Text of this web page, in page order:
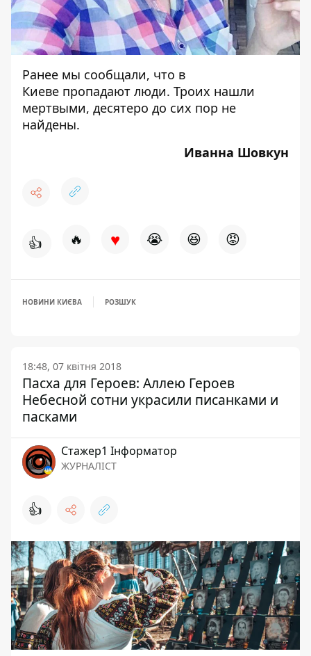
Ранее мы сообщали, что в
Киеве пропадают люди. Троих нашли
мертвыми, десятеро до сих пор не
найдены.
Иванна Шовкун
👍 🔥 ♥ 😭 😆 😡
НОВИНИ КИЄВА РОЗШУК
18:48, 07 квітня 2018
Пасха для Героев: Аллею Героев
Небесной сотни украсили писанками и
пасками
Стажер1 Інформатор
ЖУРНАЛІСТ
👍